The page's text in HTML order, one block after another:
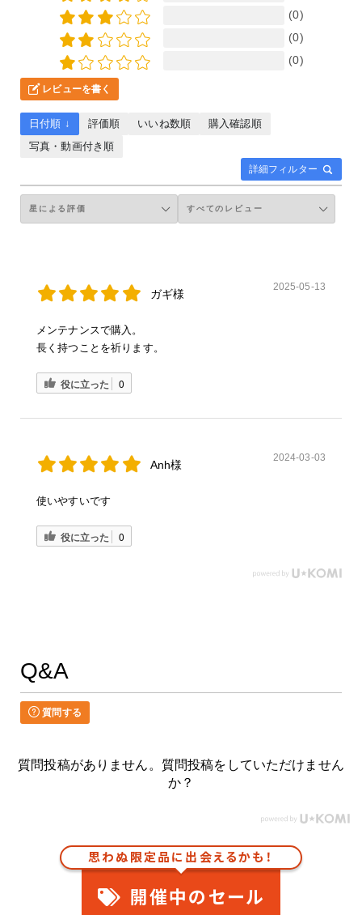
(0)
(0)
(0)
レビューを書く
詳細フィルター
日付順 ↓ 評価順 いいね数順
購入確認順
写真・動画付き順
ガギ様
2025-05-13
メンテナンスで購入。
長く持つことを祈ります。
役に立った 0
Anh様
2024-03-03
使いやすいです
役に立った 0
Q&A
質問する
質問投稿がありません。質問投稿をしていただけません
か？
思わぬ限定品に出会えるかも！
開催中のセール